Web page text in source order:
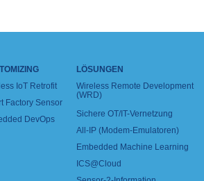
IoT Retrofit
Factory Sensor
DevOps
LÖSUNGEN
Wireless Remote Development
(WRD)
Sichere OT/IT-Vernetzung
All-IP (Modem-Emulatoren)
Embedded Machine Learning
ICS@Cloud